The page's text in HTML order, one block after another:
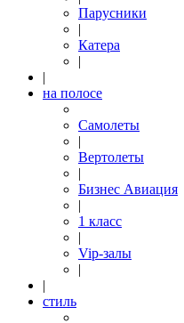
Парусники
|
Катера
|
|
на полосе
Самолеты
|
Вертолеты
|
Бизнес Авиация
|
1 класс
|
Vip-залы
|
|
стиль